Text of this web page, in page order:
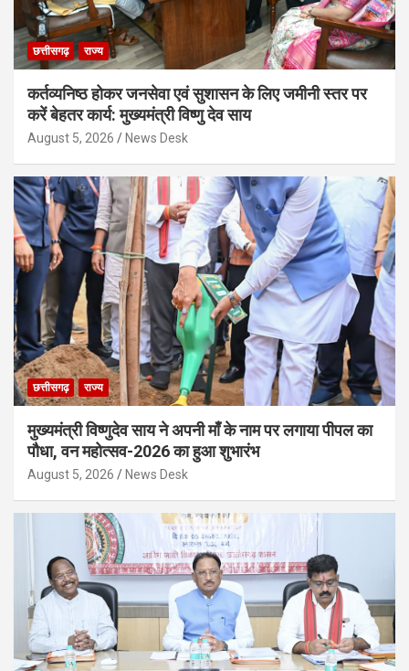
छत्तीसगढ़ राज्य
कर्तव्यनिष्ठ होकर जनसेवा एवं सुशासन के लिए जमीनी स्तर पर
करें बेहतर कार्य: मुख्यमंत्री विष्णु देव साय
August 5, 2026 News Desk
छत्तीसगढ़ राज्य
मुख्यमंत्री विष्णुदेव साय ने अपनी माँ के नाम पर लगाया पीपल का
पौधा, वन महोत्सव-2026 का हुआ शुभारंभ
August 5, 2026 News Desk